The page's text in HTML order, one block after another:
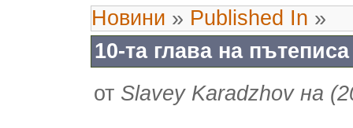
Новини » Published In »
10-та глава на пътеписа
от Slavey Karadzhov на